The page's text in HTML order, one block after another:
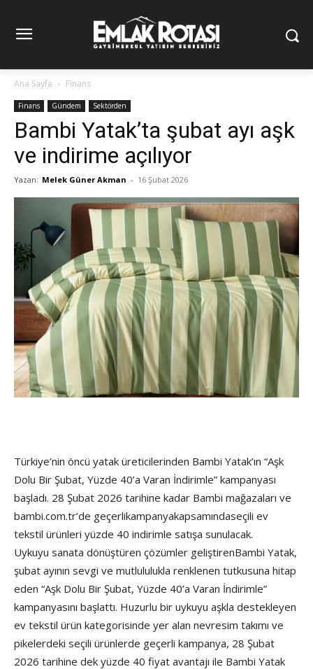
Ana Sayfa Finans
Finans Gündem Sektörden
Bambi Yatak’ta şubat ayı aşk
ve indirime açılıyor
Yazan: Melek Güner Akman - 16 Şubat 2026
Türkiye’nin öncü yatak üreticilerinden Bambi Yatak’ın “Aşk
Dolu Bir Şubat, Yüzde 40’a Varan İndirimle” kampanyası
başladı. 28 Şubat 2026 tarihine kadar Bambi mağazaları ve
bambi.com.tr’de geçerlikampanyakapsamındaseçili ev
tekstil ürünleri yüzde 40 indirimle satışa sunulacak.
Uykuyu sanata dönüştüren çözümler geliştirenBambi Yatak,
şubat ayının sevgi ve mutlululukla renklenen tutkusuna hitap
eden “Aşk Dolu Bir Şubat, Yüzde 40’a Varan İndirimle”
kampanyasını başlattı. Huzurlu bir uykuyu aşkla destekleyen
ev tekstil ürün kategorisinde yer alan nevresim takımı ve
pikelerdeki seçili ürünlerde geçerli kampanya, 28 Şubat
2026 tarihine dek yüzde 40 fiyat avantajı ile Bambi Yatak